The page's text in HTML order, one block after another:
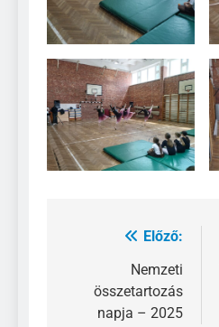
Bejegyzés
navigáció
Előző:
Nemzeti
összetartozás
napja – 2025